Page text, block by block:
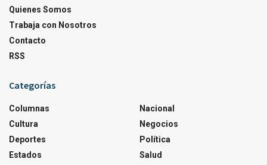
Quienes Somos
Trabaja con Nosotros
Contacto
RSS
Categorías
Columnas
Cultura
Deportes
Estados
Nacional
Negocios
Política
Salud